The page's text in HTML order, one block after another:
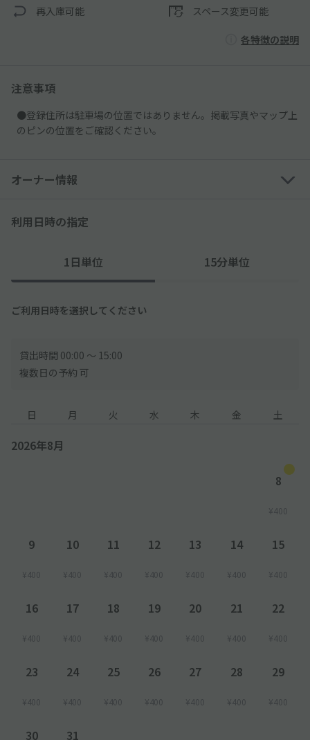
再入庫可能 スペース変更可能
各特徴の説明
注意事項
●登録住所は駐車場の位置ではありません。掲載写真やマップ上
のピンの位置をご確認ください。
オーナー情報
利用日時の指定
1日単位 15分単位
ご利用日時を選択してください
貸出時間 00:00 〜 15:00
複数日の予約 可
日 月 火 水 木 金 土
2026年8月
8
¥400
9
¥400
10
¥400
11
¥400
12
¥400
13
¥400
14
¥400
15
¥400
16
¥400
17
¥400
18
¥400
19
¥400
20
¥400
21
¥400
22
¥400
23
¥400
24
¥400
25
¥400
26
¥400
27
¥400
28
¥400
29
¥400
30 31